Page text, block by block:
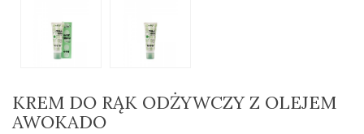
KREM DO RĄK ODŻYWCZY Z OLEJEM
AWOKADO